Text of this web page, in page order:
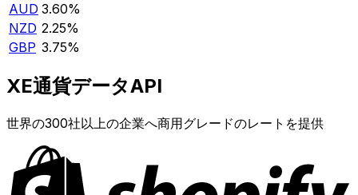
AUD 3.60%
NZD 2.25%
GBP 3.75%
XE通貨データAPI
世界の300社以上の企業へ商用グレードのレートを提供